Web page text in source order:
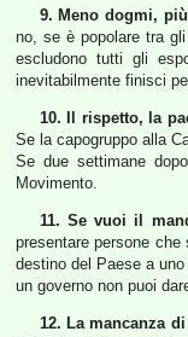
9. Meno dogmi,
no, se è popolare tra
escludono tutti gli
inevitabilmente finisci
10. Il rispetto, la
Se la capogruppo alla
Se due settimane
Movimento.
11. Se vuoi il
presentare persone
destino del Paese a
un governo non puoi
12. La mancanza